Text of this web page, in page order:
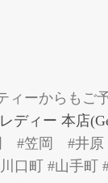
ィーからもご
ディー 本店
岡 #井原 #
口町 #山手町